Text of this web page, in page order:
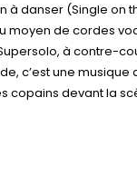
à danser (Single on
moyen de cordes
à contre-
c’est une musique
copains devant la